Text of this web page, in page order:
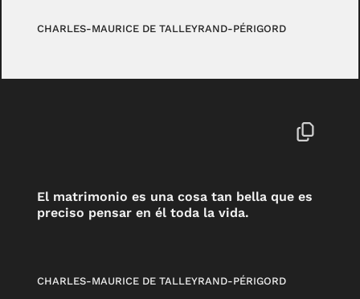
CHARLES-MAURICE DE TALLEYRAND-PÉRIGORD
El matrimonio es una cosa tan bella que es
preciso pensar en él toda la vida.
CHARLES-MAURICE DE TALLEYRAND-PÉRIGORD